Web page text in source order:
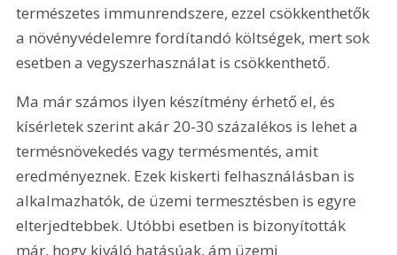
természetes immunrendszere, ezzel csökkenthetők
a növényvédelemre fordítandó költségek, mert sok
esetben a vegyszerhasználat is csökkenthető.
Ma már számos ilyen készítmény érhető el, és
kísérletek szerint akár 20-30 százalékos is lehet a
termésnövekedés vagy termésmentés, amit
eredményeznek. Ezek kiskerti felhasználásban is
alkalmazhatók, de üzemi termesztésben is egyre
elterjedtebbek. Utóbbi esetben is bizonyították
már, hogy kiváló hatásúak, ám üzemi